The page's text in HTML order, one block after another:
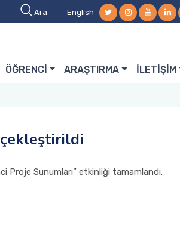
Ara English
ÖĞRENCİ ARAŞTIRMA İLETİŞİM
Sunumları” etkinliği tamamlandı.